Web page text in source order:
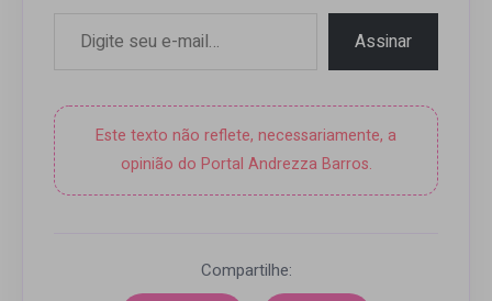
Assinar
Este texto não reflete, necessariamente, a
opinião do Portal Andrezza Barros.
Compartilhe: